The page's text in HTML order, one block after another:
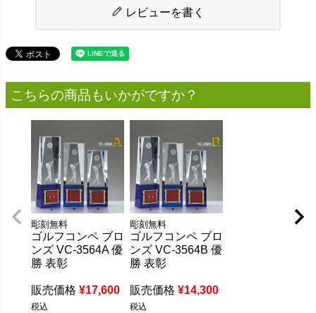
レビューを書く
こちらの商品もいかがですか？
彫刻無料
ゴルフコンペ ブロ
ンズ VC-3564A 優
勝 表彰
販売価格 ¥17,600
税込
彫刻無料
ゴルフコンペ ブロ
ンズ VC-3564B 優
勝 表彰
販売価格 ¥14,300
税込